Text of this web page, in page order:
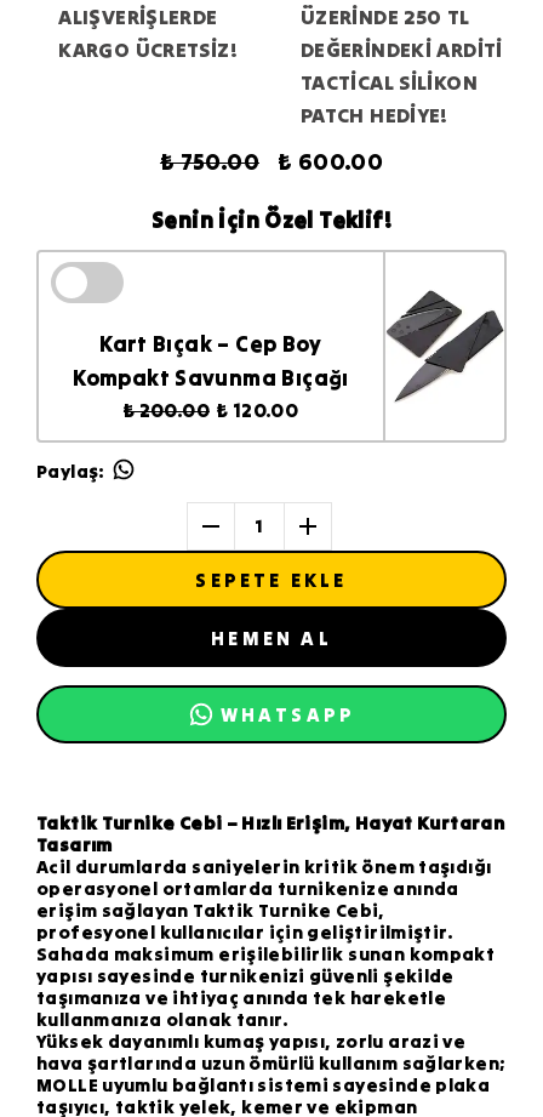
ALIŞVERİŞLERDE
KARGO ÜCRETSİZ!
ÜZERİNDE 250 TL
DEĞERİNDEKİ ARDİTİ
TACTİCAL SİLİKON
PATCH HEDİYE!
₺ 750.00 ₺ 600.00
Senin İçin Özel Teklif!
Kart Bıçak – Cep Boy
Kompakt Savunma Bıçağı
₺ 200.00 ₺ 120.00
Paylaş:
1
SEPETE EKLE
HEMEN AL
WHATSAPP
Taktik Turnike Cebi – Hızlı Erişim, Hayat Kurtaran
Tasarım
Acil durumlarda saniyelerin kritik önem taşıdığı
operasyonel ortamlarda turnikenize anında
erişim sağlayan Taktik Turnike Cebi,
profesyonel kullanıcılar için geliştirilmiştir.
Sahada maksimum erişilebilirlik sunan kompakt
yapısı sayesinde turnikenizi güvenli şekilde
taşımanıza ve ihtiyaç anında tek hareketle
kullanmanıza olanak tanır.
Yüksek dayanımlı kumaş yapısı, zorlu arazi ve
hava şartlarında uzun ömürlü kullanım sağlarken;
MOLLE uyumlu bağlantı sistemi sayesinde plaka
taşıyıcı, taktik yelek, kemer ve ekipman